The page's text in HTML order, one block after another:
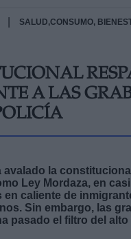
SALUD,CONSUMO,
A LAS
la
Ley Mordaza, en
caliente de
Sin embargo, las
pasado el filtro del